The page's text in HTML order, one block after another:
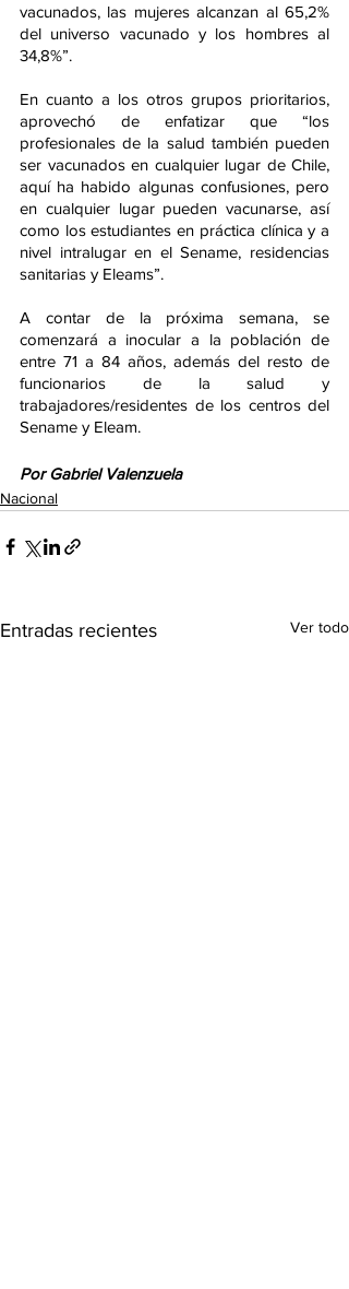
vacunados, las mujeres alcanzan al 65,2%
del universo vacunado y los hombres al
34,8%”.
En cuanto a los otros grupos prioritarios,
aprovechó de enfatizar que “los
profesionales de la salud también pueden
ser vacunados en cualquier lugar de Chile,
aquí ha habido algunas confusiones, pero
en cualquier lugar pueden vacunarse, así
como los estudiantes en práctica clínica y a
nivel intralugar en el Sename, residencias
sanitarias y Eleams”.
A contar de la próxima semana, se
comenzará a inocular a la población de
entre 71 a 84 años, además del resto de
funcionarios de la salud y
trabajadores/residentes de los centros del
Sename y Eleam.
Por Gabriel Valenzuela
Nacional
Entradas recientes Ver todo